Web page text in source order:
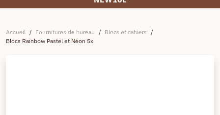
Accueil / Fournitures de bureau / Blocs et cahiers /
Blocs Rainbow Pastel et Néon 5x